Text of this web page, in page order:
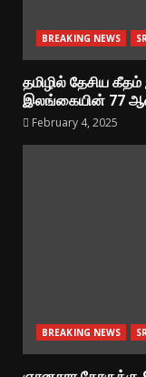
BREAKING NEWS
தமிழில் தேசிய
இலங்கையின் 77
February 4, 2025
BREAKING NEWS